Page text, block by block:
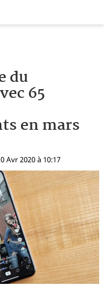
du
65
en mars
Avr 2020 à 10:17